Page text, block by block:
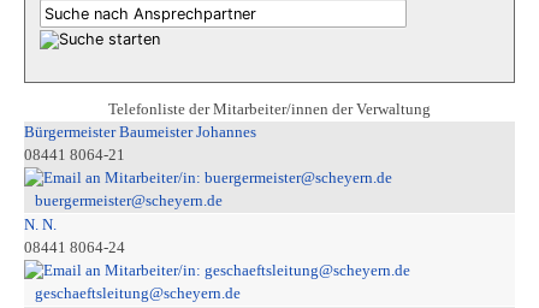
Telefonliste der Mitarbeiter/innen der Verwaltung
Bürgermeister Baumeister Johannes
08441 8064-21
buergermeister@scheyern.de
N. N.
08441 8064-24
geschaeftsleitung@scheyern.de